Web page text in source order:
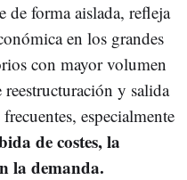
de forma aislada, refleja
en los grandes
con mayor volumen
y salida
especialmente
de costes, la
la demanda.